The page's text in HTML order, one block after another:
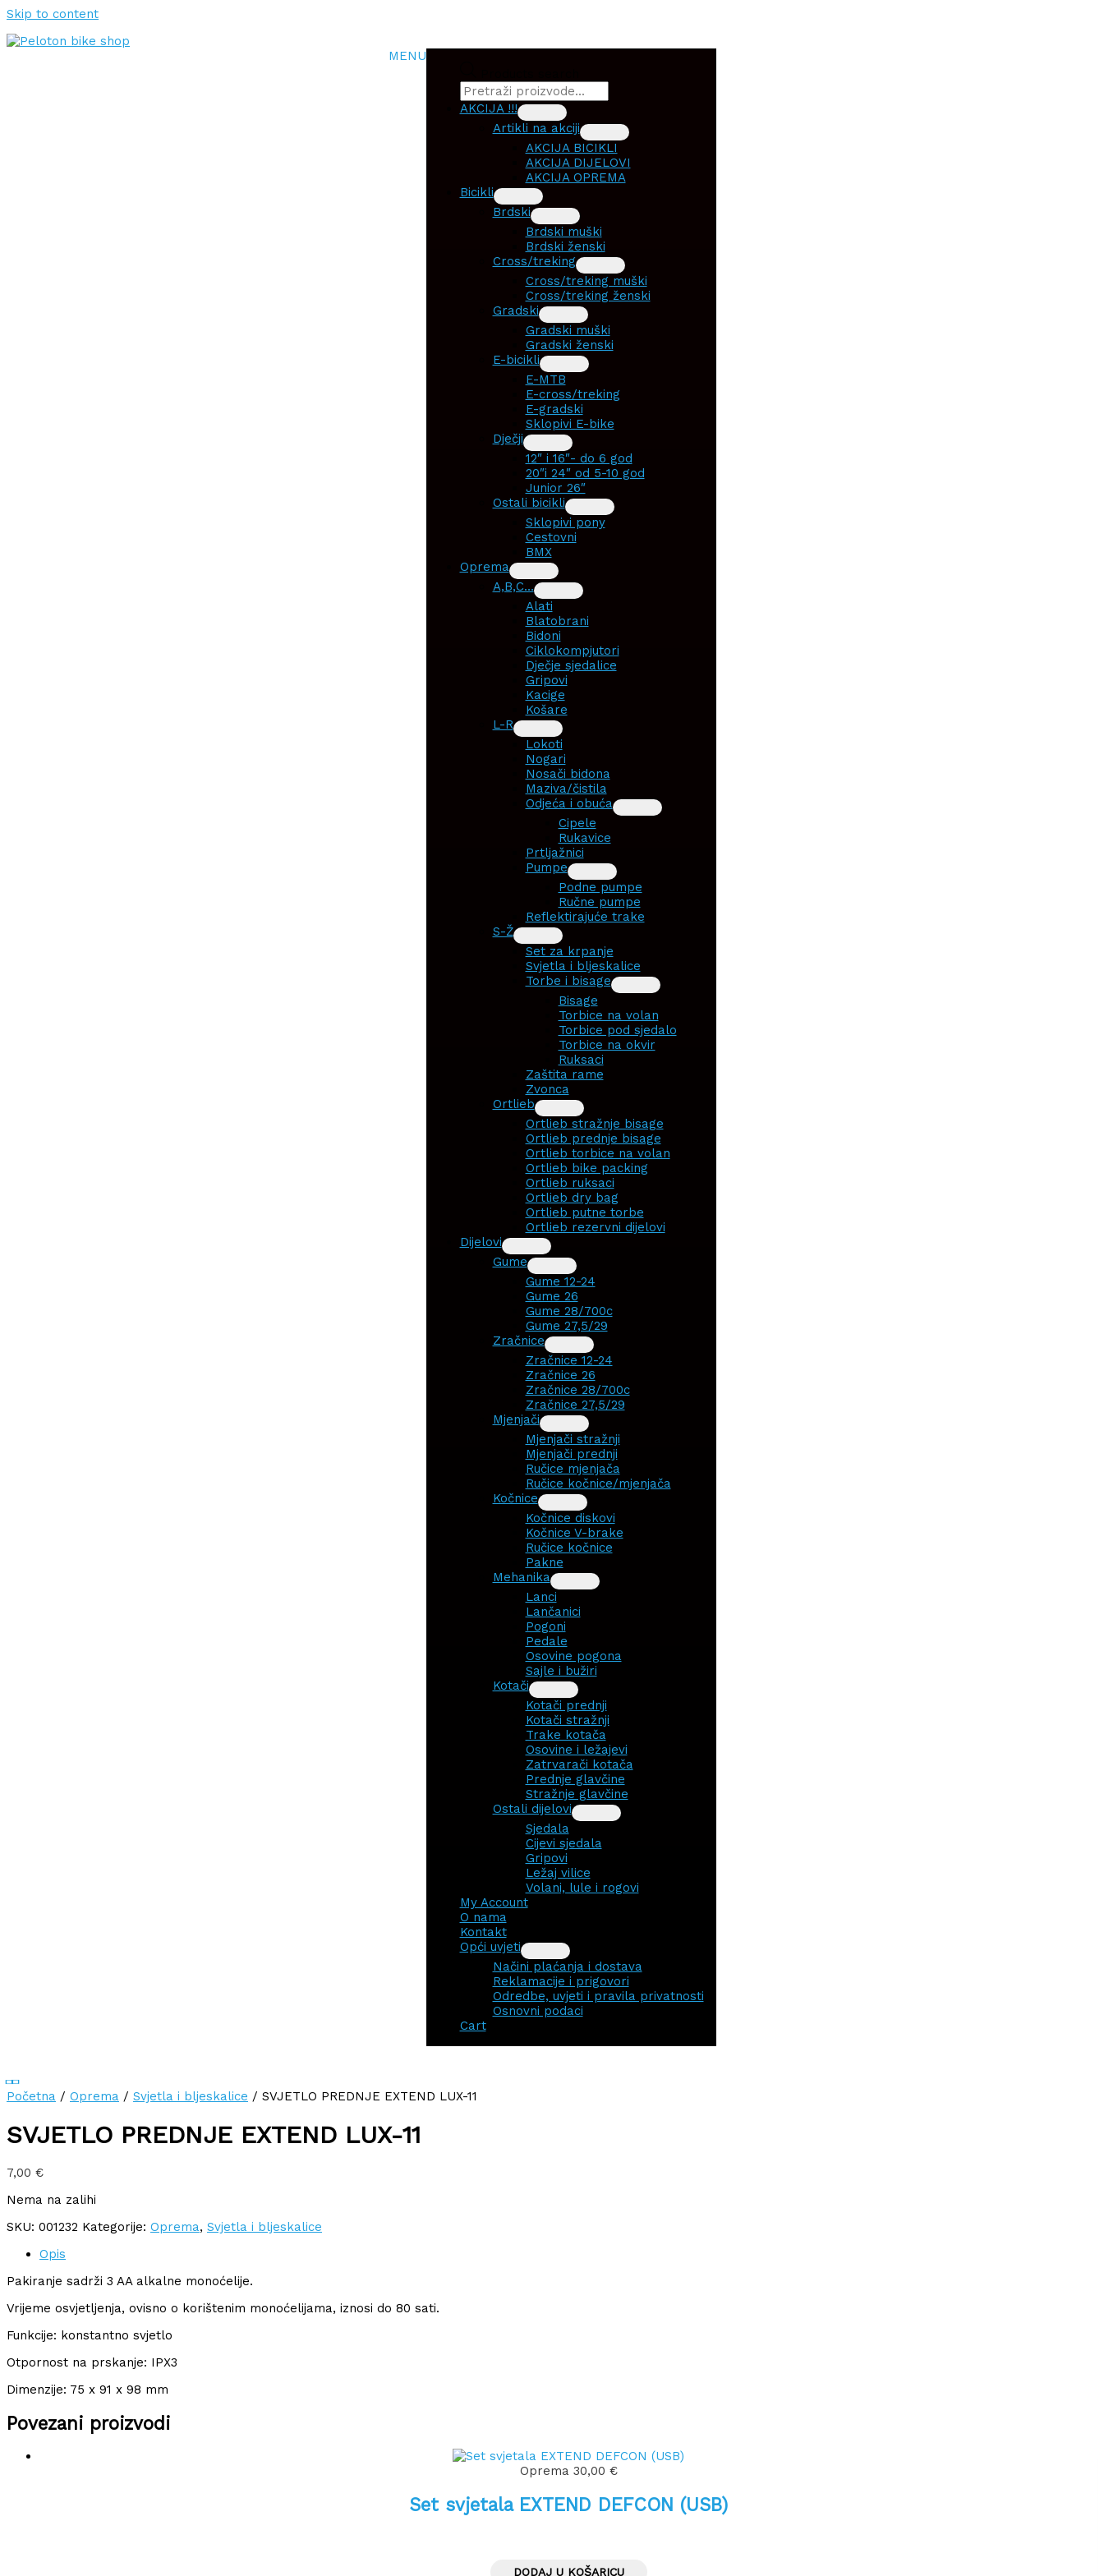
Skip to content
MENU
AKCIJA !!!
Artikli na akciji
AKCIJA BICIKLI
AKCIJA DIJELOVI
AKCIJA OPREMA
Bicikli
Brdski
Brdski muški
Brdski ženski
Cross/treking
Cross/treking muški
Cross/treking ženski
Gradski
Gradski muški
Gradski ženski
E-bicikli
E-MTB
E-cross/treking
E-gradski
Sklopivi E-bike
Dječji
12″ i 16″- do 6 god
20″i 24″ od 5-10 god
Junior 26″
Ostali bicikli
Sklopivi pony
Cestovni
BMX
Oprema
A,B,C…
Alati
Blatobrani
Bidoni
Ciklokompjutori
Dječje sjedalice
Gripovi
Kacige
Košare
L-R
Lokoti
Nogari
Nosači bidona
Maziva/čistila
Odjeća i obuća
Cipele
Rukavice
Prtljažnici
Pumpe
Podne pumpe
Ručne pumpe
Reflektirajuće trake
S-Ž
Set za krpanje
Svjetla i bljeskalice
Torbe i bisage
Bisage
Torbice na volan
Torbice pod sjedalo
Torbice na okvir
Ruksaci
Zaštita rame
Zvonca
Ortlieb
Ortlieb stražnje bisage
Ortlieb prednje bisage
Ortlieb torbice na volan
Ortlieb bike packing
Ortlieb ruksaci
Ortlieb dry bag
Ortlieb putne torbe
Ortlieb rezervni dijelovi
Dijelovi
Gume
Gume 12-24
Gume 26
Gume 28/700c
Gume 27,5/29
Zračnice
Zračnice 12-24
Zračnice 26
Zračnice 28/700c
Zračnice 27,5/29
Mjenjači
Mjenjači stražnji
Mjenjači prednji
Ručice mjenjača
Ručice kočnice/mjenjača
Kočnice
Kočnice diskovi
Kočnice V-brake
Ručice kočnice
Pakne
Mehanika
Lanci
Lančanici
Pogoni
Pedale
Osovine pogona
Sajle i bužiri
Kotači
Kotači prednji
Kotači stražnji
Trake kotača
Osovine i ležajevi
Zatrvarači kotača
Prednje glavčine
Stražnje glavčine
Ostali dijelovi
Sjedala
Cijevi sjedala
Gripovi
Ležaj vilice
Volani, lule i rogovi
My Account
O nama
Kontakt
Opći uvjeti
Načini plaćanja i dostava
Reklamacije i prigovori
Odredbe, uvjeti i pravila privatnosti
Osnovni podaci
Cart
Početna / Oprema / Svjetla i bljeskalice / SVJETLO PREDNJE EXTEND LUX-11
SVJETLO PREDNJE EXTEND LUX-11
7,00 €
Nema na zalihi
SKU: 001232 Kategorije: Oprema, Svjetla i bljeskalice
Opis
Pakiranje sadrži 3 AA alkalne monoćelije.
Vrijeme osvjetljenja, ovisno o korištenim monoćelijama, iznosi do 80 sati.
Funkcije: konstantno svjetlo
Otpornost na prskanje: IPX3
Dimenzije: 75 x 91 x 98 mm
Povezani proizvodi
Oprema 30,00 €
Set svjetala EXTEND DEFCON (USB)
DODAJ U KOŠARICU